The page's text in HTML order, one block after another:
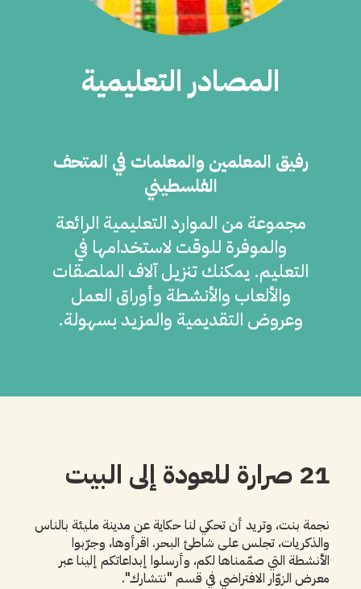
المصادر التعليمية
رفيق المعلمين والمعلمات في المتحف
الفلسطيني
مجموعة من الموارد التعليمية الرائعة
والموفرة للوقت لاستخدامها في
التعليم. يمكنك تنزيل آلاف الملصقات
والألعاب والأنشطة وأوراق العمل
وعروض التقديمية والمزيد بسهولة.
21 صرارة للعودة إلى البيت
نجمة بنت، وتريد أن تحكي لنا حكاية عن مدينة مليئة بالناس
والذكريات، تجلس على شاطئ البحر. اقرأوها، وجرّبوا
الأنشطة التي صمّمناها لكم، وأرسلوا إبداعاتكم إلينا عبر
معرض الزوّار الافتراضي في قسم "نتشارك".